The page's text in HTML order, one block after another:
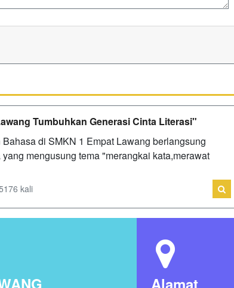
Tumbuhkan Generasi Cinta Literasi"
di SMKN 1 Empat Lawang berlangsung
mengusung tema "merangkai kata,merawat
kali
Alamat